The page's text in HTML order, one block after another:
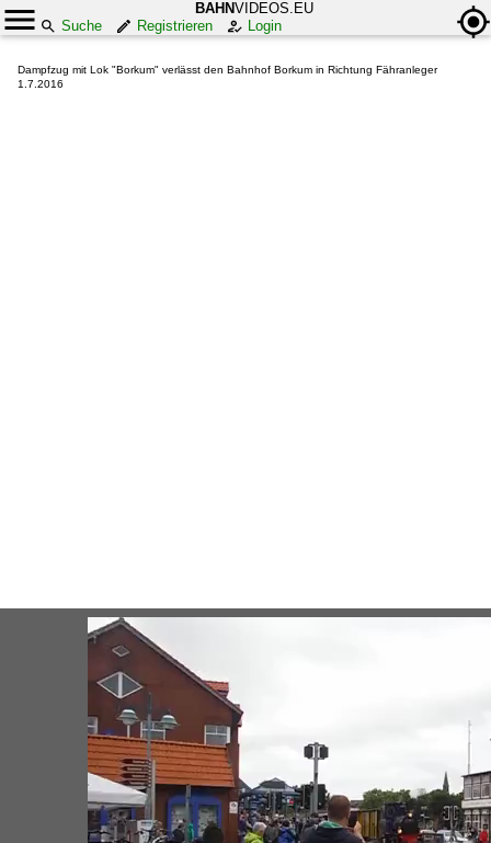
BAHNVIDEOS.EU
Suche
Registrieren Login
Dampfzug mit Lok "Borkum" verlässt den Bahnhof Borkum in Richtung Fähranleger
1.7.2016